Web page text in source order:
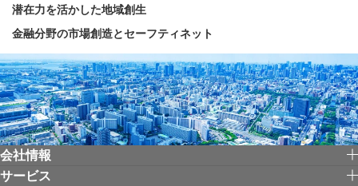
潜在力を活かした地域創生
金融分野の市場創造とセーフティネット
会社情報
サービス